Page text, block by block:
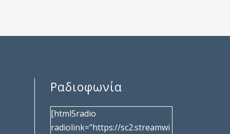
Ραδιοφωνία
[html5radio
radiolink="https://sc2.streamwi